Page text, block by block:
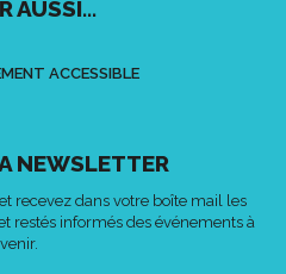
AUSSI...
ACCESSIBLE
NEWSLETTER
recevez dans votre boîte mail les
restés informés des événements à
venir.